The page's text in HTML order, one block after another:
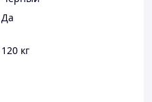
Да
120 кг